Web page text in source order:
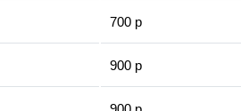
700 р
900 р